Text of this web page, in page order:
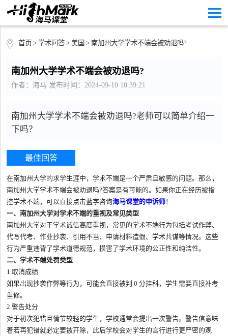
首页 > 学术问答> 美国 > 南加州大学学术不端会被劝退吗?
南加州大学学术不端会被劝退吗?
作者：海马 发布时间：2024-09-10 10:39:21
南加州大学学术不端会被劝退吗?老师可以简单介绍一
下吗？
最佳回答
在南加州大学的求学生涯中，学术不端是一个严肃且敏感的问题。那么，
南加州大学学术不端会被劝退吗?答案是有可能的。如果你正在经历被指
控学术不端，可以直接点击蓝字咨询海马课堂的申诉师！
一、南加州大学对学术不端的重视及常见类型
南加州大学对于学术诚信高度重视，常见的学术不端行为包括考试作弊、
代写代考、作业抄袭、引用不当、申请材料造假、学术共谋等情况。这些
行为严重违背了学术道德规范，损害了学术环境的公正性和纯洁性。
二、学术不端处罚类型
1.取消成绩
如果出现抄袭作弊等行为，可能会直接被判 0 分挂科，学生需要直接补考
重修。
2.警告处分
对于初次犯错且情节较轻的学生，学校通常会提出一次警告。警告信意味
着若再犯错就必定要被开除，此后学校会对学生的言行进行更严密的观